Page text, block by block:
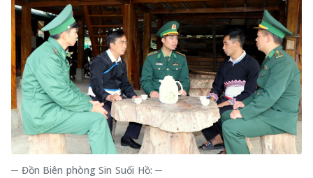
─ Đồn Biên phòng Sin Suối Hồ: ─